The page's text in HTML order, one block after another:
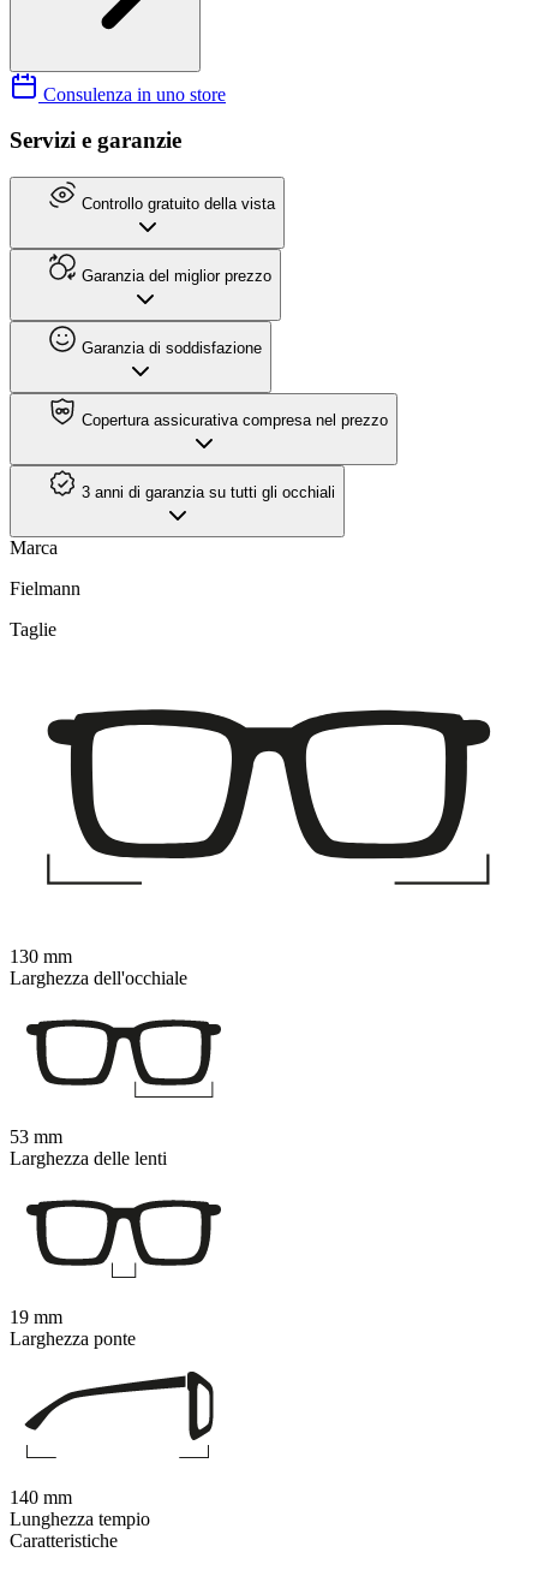
Consulenza in uno store
Servizi e garanzie
Controllo gratuito della vista
Garanzia del miglior prezzo
Garanzia di soddisfazione
Copertura assicurativa compresa nel prezzo
3 anni di garanzia su tutti gli occhiali
Marca
Fielmann
Caratteristiche
Taglie
130 mm
Larghezza dell'occhiale
53 mm
Larghezza delle lenti
19 mm
Larghezza ponte
140 mm
Lunghezza tempio